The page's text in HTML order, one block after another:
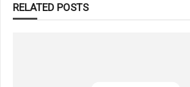
RELATED POSTS